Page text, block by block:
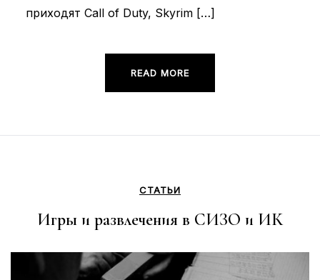
приходят Call of Duty, Skyrim […]
READ MORE
СТАТЬИ
Игры и развлечения в СИЗО и ИК